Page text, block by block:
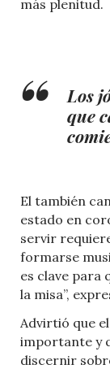
más plenitud.
Los
que
El también
estado en
servir
formarse
es clave para
la misa”,
Advirtió que
importante y
discernir